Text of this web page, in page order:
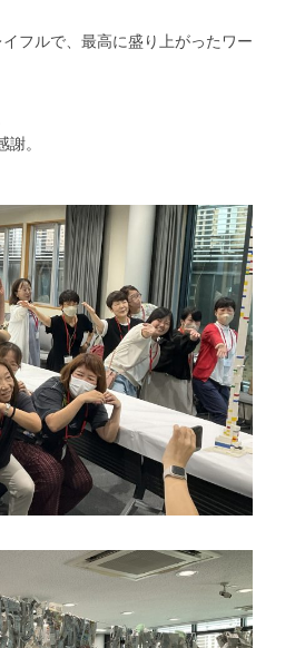
フルで、最高に盛り上がったワー
。